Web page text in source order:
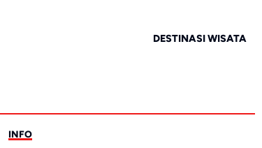
DESTINASI WISATA
INFO